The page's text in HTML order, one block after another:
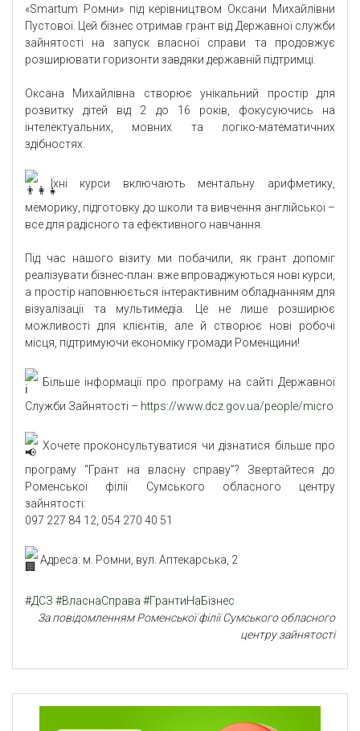
«Smartum Ромни» під керівництвом Оксани Михайлівни
Пустової. Цей бізнес отримав грант від Державної служби
зайнятості на запуск власної справи та продовжує
розширювати горизонти завдяки державній підтримці.
Оксана Михайлівна створює унікальний простір для
розвитку дітей від 2 до 16 років, фокусуючись на
інтелектуальних, мовних та логіко-математичних
здібностях.
Їхні курси включають ментальну арифметику,
меморику, підготовку до школи та вивчення англійської –
все для радісного та ефективного навчання.
Під час нашого візиту ми побачили, як грант допоміг
реалізувати бізнес-план: вже впроваджуються нові курси,
а простір наповнюється інтерактивним обладнанням для
візуалізації та мультимедіа. Це не лише розширює
можливості для клієнтів, але й створює нові робочі
місця, підтримуючи економіку громади Роменщини!
Більше інформації про програму на сайті Державної
Служби Зайнятості – https://www.dcz.gov.ua/people/micro
Хочете проконсультуватися чи дізнатися більше про
програму “Грант на власну справу”? Звертайтеся до
Роменської філії Сумського обласного центру
зайнятості:
097 227 84 12, 054 270 40 51
Адреса: м. Ромни, вул. Аптекарська, 2
#ДСЗ #ВласнаСправа #ГрантиНаБізнес
За повідомленням Роменської філії Сумського обласного
центру зайнятості